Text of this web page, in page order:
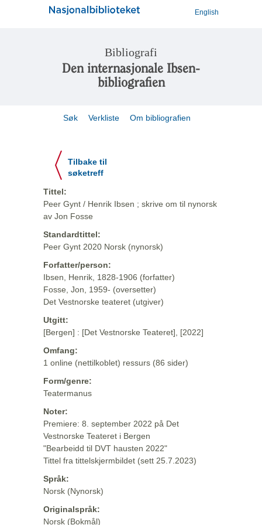
English
Bibliografi
Den internasjonale Ibsen-
bibliografien
Søk Verkliste Om bibliografien
Tilbake til
søketreff
Tittel:
Peer Gynt / Henrik Ibsen ; skrive om til nynorsk
av Jon Fosse
Standardtittel:
Peer Gynt 2020 Norsk (nynorsk)
Forfatter/person:
Ibsen, Henrik, 1828-1906 (forfatter)
Fosse, Jon, 1959- (oversetter)
Det Vestnorske teateret (utgiver)
Utgitt:
[Bergen] : [Det Vestnorske Teateret], [2022]
Omfang:
1 online (nettilkoblet) ressurs (86 sider)
Form/genre:
Teatermanus
Noter:
Premiere: 8. september 2022 på Det
Vestnorske Teateret i Bergen
"Bearbeidd til DVT hausten 2022"
Tittel fra tittelskjermbildet (sett 25.7.2023)
Språk:
Norsk (Nynorsk)
Originalspråk:
Norsk (Bokmål)